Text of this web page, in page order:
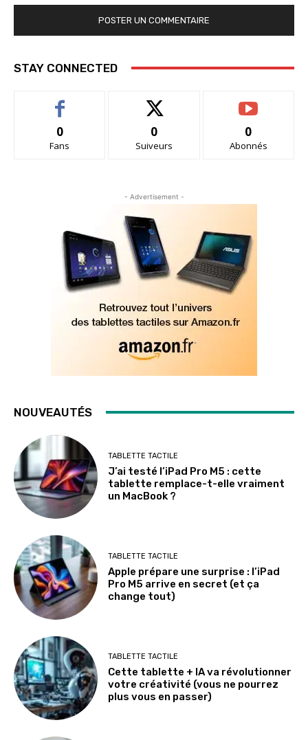
STAY CONNECTED
0
Fans
0
Suiveurs
0
Abonnés
- Advertisement -
NOUVEAUTÉS
TABLETTE TACTILE
J’ai testé l’iPad Pro M5 : cette
tablette remplace-t-elle vraiment
un MacBook ?
TABLETTE TACTILE
Apple prépare une surprise : l’iPad
Pro M5 arrive en secret (et ça
change tout)
TABLETTE TACTILE
Cette tablette + IA va révolutionner
votre créativité (vous ne pourrez
plus vous en passer)